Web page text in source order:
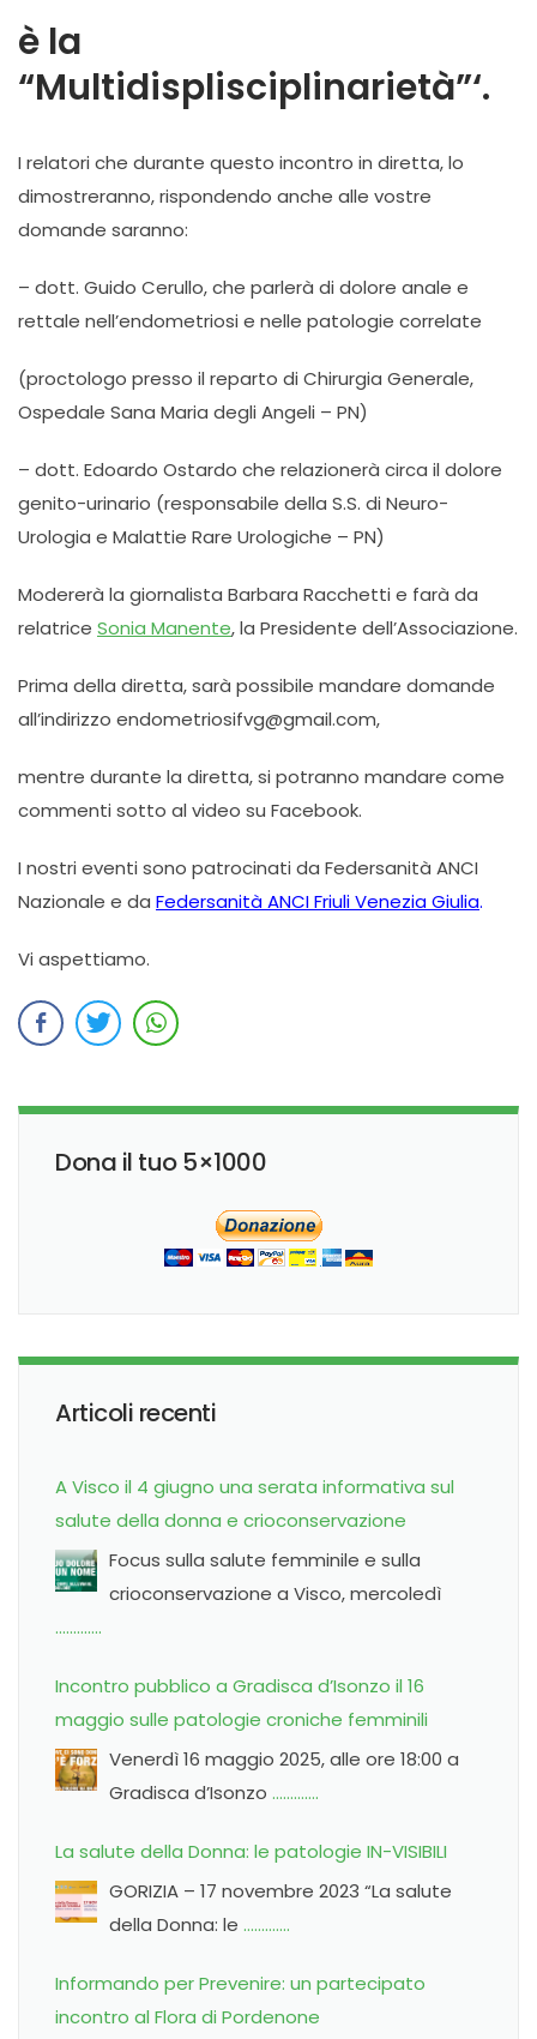
è la
“Multidisplisciplinarietà”‘.
I relatori che durante questo incontro in diretta, lo
dimostreranno, rispondendo anche alle vostre
domande saranno:
– dott. Guido Cerullo, che parlerà di dolore anale e
rettale nell’endometriosi e nelle patologie correlate
(proctologo presso il reparto di Chirurgia Generale,
Ospedale Sana Maria degli Angeli – PN)
– dott. Edoardo Ostardo che relazionerà circa il dolore
genito-urinario (responsabile della S.S. di Neuro-
Urologia e Malattie Rare Urologiche – PN)
Modererà la giornalista Barbara Racchetti e farà da
relatrice Sonia Manente, la Presidente dell’Associazione.
Prima della diretta, sarà possibile mandare domande
all’indirizzo endometriosifvg@gmail.com,
mentre durante la diretta, si potranno mandare come
commenti sotto al video su Facebook.
I nostri eventi sono patrocinati da Federsanità ANCI
Nazionale e da Federsanità ANCI Friuli Venezia Giulia.
Vi aspettiamo.
Dona il tuo 5×1000
Articoli recenti
A Visco il 4 giugno una serata informativa sul
salute della donna e crioconservazione
Focus sulla salute femminile e sulla
crioconservazione a Visco, mercoledì
………….
Incontro pubblico a Gradisca d’Isonzo il 16
maggio sulle patologie croniche femminili
Venerdì 16 maggio 2025, alle ore 18:00 a
Gradisca d’Isonzo ………….
La salute della Donna: le patologie IN-VISIBILI
GORIZIA – 17 novembre 2023 “La salute
della Donna: le ………….
Informando per Prevenire: un partecipato
incontro al Flora di Pordenone